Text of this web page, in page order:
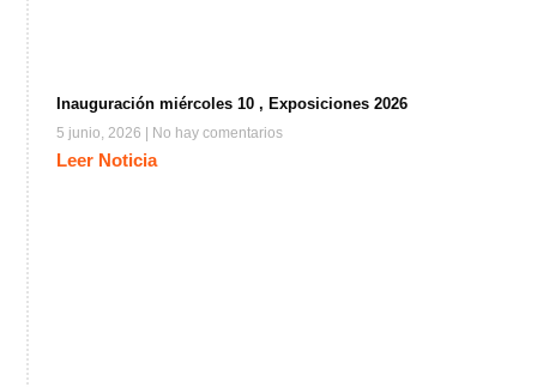
Inauguración miércoles 10 , Exposiciones 2026
5 junio, 2026 No hay comentarios
Leer Noticia